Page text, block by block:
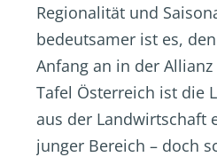
Regionalität und
bedeutsamer ist es,
Anfang an in der
Tafel Österreich ist die
aus der Landwirtschaft
junger Bereich – doch